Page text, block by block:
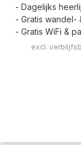
Dagelijks
Gratis wandel-
Gratis WiFi &
excl.